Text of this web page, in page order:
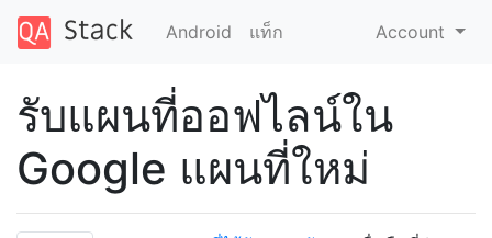
Android แท็ก Account
รับแผนที่ออฟไลน์ใน
Google แผนที่ใหม่